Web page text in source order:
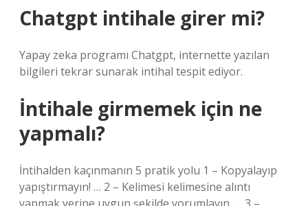
Chatgpt intihale girer mi?
Yapay zeka programı Chatgpt, internette yazılan
bilgileri tekrar sunarak intihal tespit ediyor.
İntihale girmemek için ne
yapmalı?
İntihalden kaçınmanın 5 pratik yolu 1 – Kopyalayıp
yapıştırmayın! … 2 – Kelimesi kelimesine alıntı